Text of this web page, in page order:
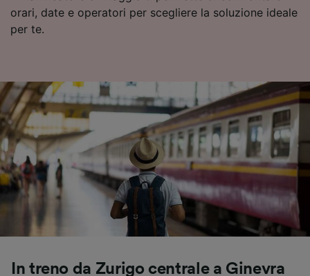
orari, date e operatori per scegliere la soluzione ideale
per te.
In treno da Zurigo centrale a Ginevra
Utilizzare dati di geolocalizzazione precisi.
Scansione attiva delle caratteristiche del
personalizzati, misurazione delle prestazioni
dei contenuti e degli annunci, ricerche sul
pubblico, sviluppo di servizi.
Elenco dei partner (fornitori)